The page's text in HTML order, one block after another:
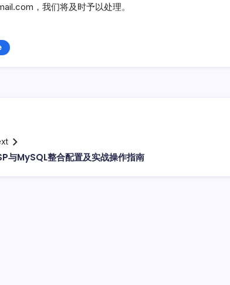
，我们将及时予以处理。
与MySQL整合配置及实战操作指南